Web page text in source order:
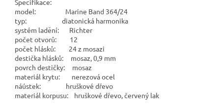
Specifikace:
model: Marine Band 364/24
typ: diatonická harmonika
systém ladění: Richter
počet otvorů: 12
počet hlásků: 24 z mosazi
destička hlásků: mosaz, 0,9 mm
povrch destičky: mosaz
materiál krytu: nerezová ocel
náústek: hruškové dřevo
materiál korpusu: hruškové dřevo, červený lak